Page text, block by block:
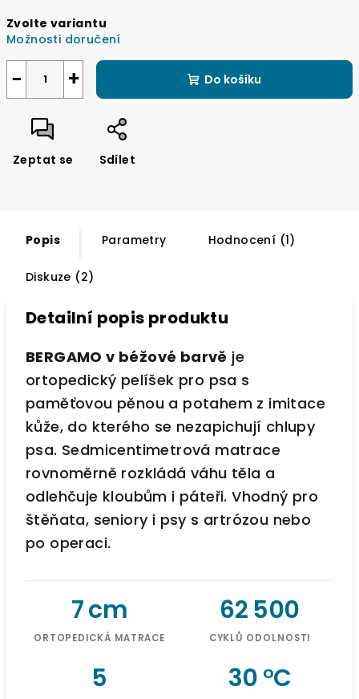
cena:
Zvolte variantu
Možnosti doručení
+
− Do košíku
Zeptat se Sdílet
Popis Parametry Hodnocení (1)
Diskuze (2)
Detailní popis produktu
BERGAMO v béžové barvě je
ortopedický pelíšek pro psa s
paměťovou pěnou a potahem z imitace
kůže, do kterého se nezapichují chlupy
psa. Sedmicentimetrová matrace
rovnoměrně rozkládá váhu těla a
odlehčuje kloubům i páteři. Vhodný pro
štěňata, seniory i psy s artrózou nebo
po operaci.
7 cm
ORTOPEDICKÁ MATRACE
62 500
CYKLŮ ODOLNOSTI
5 30 °C